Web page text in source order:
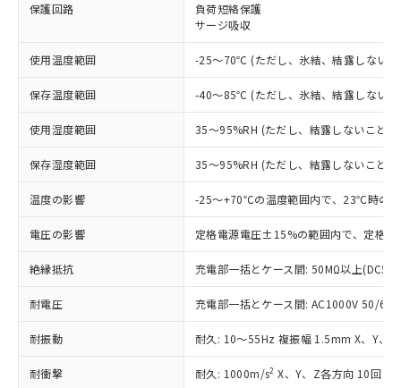
保護回路
負荷短絡保護
サージ吸収
使用温度範囲 -25～70℃ (ただし、氷結、結露しない
保存温度範囲 -40～85℃ (ただし、氷結、結露しない
使用湿度範囲 35～95%RH (ただし、結露しないこと)
保存湿度範囲 35～95%RH (ただし、結露しないこと)
温度の影響 -25～+70℃の温度範囲内で、23℃時の
電圧の影響 定格電源電圧±15%の範囲内で、定格
絶縁抵抗 充電部一括とケース間: 50MΩ以上
耐電圧 充電部一括とケース間: AC1000V 50/
耐振動 耐久: 10～55Hz 複振幅 1.5mm X、Y、Z
耐衝撃 耐久: 1000m/s2 X、Y、Z各方向 10回
ご利用条件
以下の条件をお読みいただき、同意のうえ
ご利用ください。
本サービスは、当社制御機器事業取扱
商品の当社在庫状況および標準価格
(税抜)を提供させていただくもので
当社制御機器事業取扱商品の中には、
本サービスの対象外となる商品もある
ことをご了承ください。
在庫状況および標準価格照会結果は、
記載している更新日時点での社内デー
タに基づき作成されるものであり、閲
対応済み：EU RoHS指令（10物質）の
非含有に対応した製品が提供可能な商品で
す。
対応予定：EU RoHS指令（10物質）の非含
有に対応した製品に切り替える予定のある
対応予定なし：EU RoHS指令（10物質）の
非含有に非対応の商品で、対応品を出す予
調査・確認中：EU RoHS指令（10物質）の
非含有の対応状況を調査中または確認中の
商品です。
非該当品：ライセンス料など無形物で、有
害物質有無と関係のない商品です。
仕入先様の事情により、非含有部品として
いたものが、含有品と判明した場合などや
むを得ず変更することがあります。
鉛(Pb) 1000ppm以下、 水銀(Hg) 1000ppm以下、 カド
※1 中国RoHS○×表
「○」：最大均質材料含有率が中国RoHSの
基準値以下であることを示します。
「×」：最大均質材料含有率が中国RoHSの
基準値を超えていることを示します。
「－」：未確認です。当社販売部門へお問
*中国RoHS10物質の基準値 (GB/T26572)：
当社は、これら貴社製品のうち、外国
為替および外国貿易法に定める商品
（以下｢規制貨物等」という）を輸出
または国外への提供する場合は、日本